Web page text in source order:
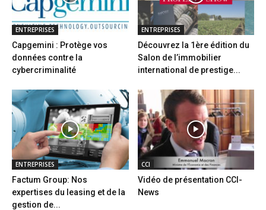
ENTREPRISES
Capgemini : Protège vos
données contre la
cybercriminalité
ENTREPRISES
Découvrez la 1ère édition du
Salon de l’immobilier
international de prestige...
ENTREPRISES
Factum Group: Nos
expertises du leasing et de la
gestion de...
CCI
Vidéo de présentation CCI-
News